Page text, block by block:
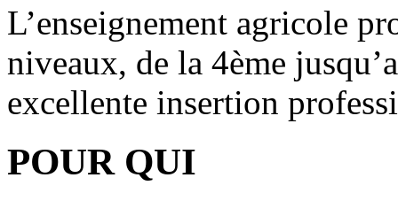
L’enseignement agricole
niveaux, de la 4ème
excellente insertion
POUR QUI